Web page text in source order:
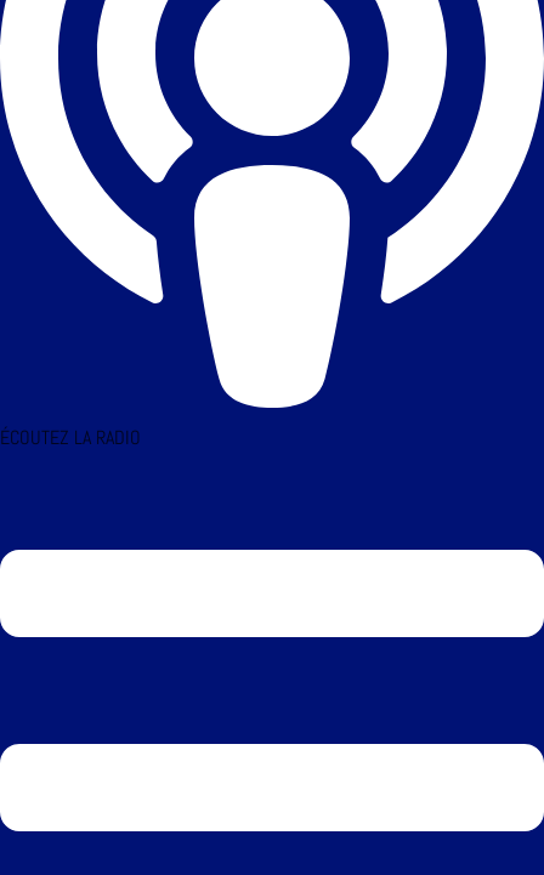
ÉCOUTEZ LA RADIO